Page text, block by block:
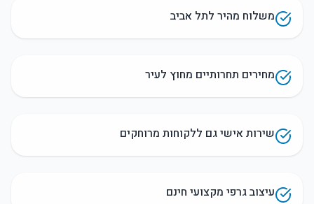
משלוח מהיר לתל אביב
מחירים תחרותיים מחוץ לעיר
שירות אישי גם ללקוחות מרוחקים
עיצוב גרפי מקצועי חינם